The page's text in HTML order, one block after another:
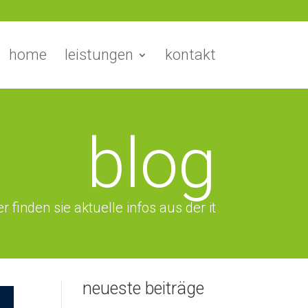
home leistungen kontakt
blog
finden sie aktuelle infos aus der it
neueste beiträge